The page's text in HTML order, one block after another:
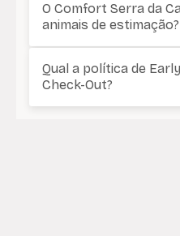
O Comfort Serra da
animais de estimação?
Qual a política de
Check-Out?